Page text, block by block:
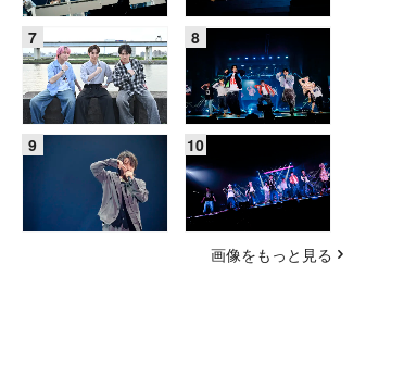
画像をもっと見る